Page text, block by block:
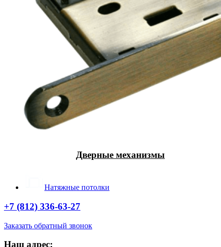
Дверные механизмы
Натяжные потолки
+7 (812) 336-63-27
Заказать обратный звонок
Наш адрес: